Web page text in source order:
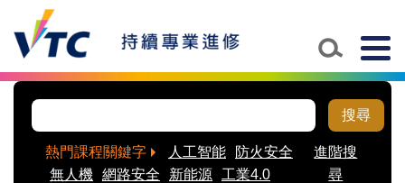
Skip to main content
搜尋
熱門課程關鍵字 人工智能
防火安全
無人機 網路安全 新能源 工業4.0
進階搜
尋